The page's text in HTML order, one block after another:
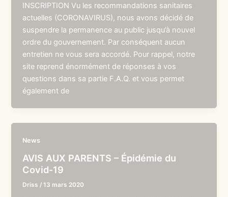
INSCRIPTION Vu les recommandations sanitaires
actuelles (CORONAVIRUS), nous avons décidé de
suspendre la permanence au public jusqu’à nouvel
ordre du gouvernement. Par conséquent aucun
entretien ne vous sera accordé. Pour rappel, notre
site reprend énormément de réponses à vos
questions dans sa partie F.A.Q. et vous permet
également de
News
AVIS AUX PARENTS – Épidémie du
Covid-19
Driss /13 mars 2020